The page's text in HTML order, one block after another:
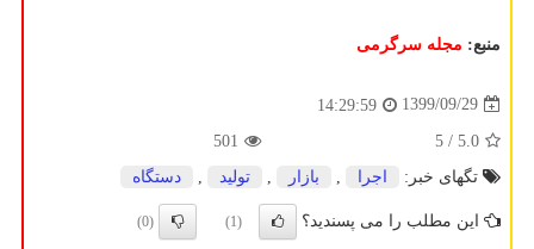
منبع: مجله سرگرمی
1399/09/29
14:29:59
5.0
/ 5
501
تگهای خبر:
اجرا بازار تولید دستگاه
این مطلب را می پسندید؟ (1)
(0)